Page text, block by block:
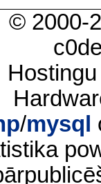
© 2000-
/mysql